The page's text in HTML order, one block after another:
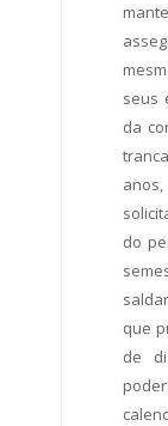
seus
da
do
que
de